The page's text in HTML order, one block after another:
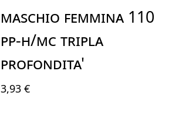
MASCHIO FEMMINA 110
PP-H/MC TRIPLA
PROFONDITA'
3,93 €